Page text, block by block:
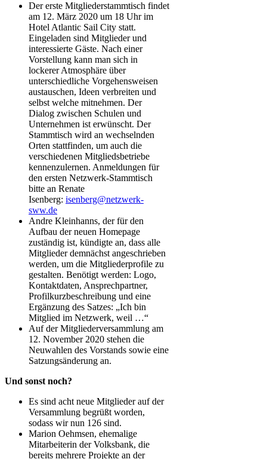
Der erste Mitgliederstammtisch findet
am 12. März 2020 um 18 Uhr im
Hotel Atlantic Sail City statt.
Eingeladen sind Mitglieder und
interessierte Gäste. Nach einer
Vorstellung kann man sich in
lockerer Atmosphäre über
unterschiedliche Vorgehensweisen
austauschen, Ideen verbreiten und
selbst welche mitnehmen. Der
Dialog zwischen Schulen und
Unternehmen ist erwünscht. Der
Stammtisch wird an wechselnden
Orten stattfinden, um auch die
verschiedenen Mitgliedsbetriebe
kennenzulernen. Anmeldungen für
den ersten Netzwerk-Stammtisch
bitte an Renate
Isenberg: isenberg@netzwerk-
sww.de
Andre Kleinhanns, der für den
Aufbau der neuen Homepage
zuständig ist, kündigte an, dass alle
Mitglieder demnächst angeschrieben
werden, um die Mitgliederprofile zu
gestalten. Benötigt werden: Logo,
Kontaktdaten, Ansprechpartner,
Profilkurzbeschreibung und eine
Ergänzung des Satzes: „Ich bin
Mitglied im Netzwerk, weil …“
Auf der Mitgliederversammlung am
12. November 2020 stehen die
Neuwahlen des Vorstands sowie eine
Satzungsänderung an.
Und sonst noch?
Es sind acht neue Mitglieder auf der
Versammlung begrüßt worden,
sodass wir nun 126 sind.
Marion Oehmsen, ehemalige
Mitarbeiterin der Volksbank, die
bereits mehrere Projekte an der